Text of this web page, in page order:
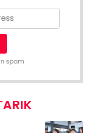
spam